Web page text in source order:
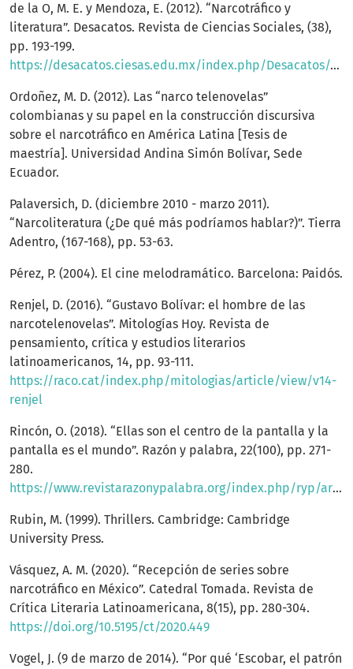
de la O, M. E. y Mendoza, E. (2012). “Narcotráfico y
literatura”. Desacatos. Revista de Ciencias Sociales, (38),
pp. 193-199.
https://desacatos.ciesas.edu.mx/index.php/Desacatos/article/view/280/160
Ordoñez, M. D. (2012). Las “narco telenovelas”
colombianas y su papel en la construcción discursiva
sobre el narcotráfico en América Latina [Tesis de
maestría]. Universidad Andina Simón Bolívar, Sede
Ecuador.
Palaversich, D. (diciembre 2010 - marzo 2011).
“Narcoliteratura (¿De qué más podríamos hablar?)”. Tierra
Adentro, (167-168), pp. 53-63.
Pérez, P. (2004). El cine melodramático. Barcelona: Paidós.
Renjel, D. (2016). “Gustavo Bolívar: el hombre de las
narcotelenovelas”. Mitologías Hoy. Revista de
pensamiento, crítica y estudios literarios
latinoamericanos, 14, pp. 93-111.
https://raco.cat/index.php/mitologias/article/view/v14-
renjel
Rincón, O. (2018). “Ellas son el centro de la pantalla y la
pantalla es el mundo”. Razón y palabra, 22(100), pp. 271-
280.
https://www.revistarazonypalabra.org/index.php/ryp/article/view/1155/1133
Rubin, M. (1999). Thrillers. Cambridge: Cambridge
University Press.
Vásquez, A. M. (2020). “Recepción de series sobre
narcotráfico en México”. Catedral Tomada. Revista de
Crítica Literaria Latinoamericana, 8(15), pp. 280-304.
https://doi.org/10.5195/ct/2020.449
Vogel, J. (9 de marzo de 2014). “Por qué ‘Escobar, el patrón